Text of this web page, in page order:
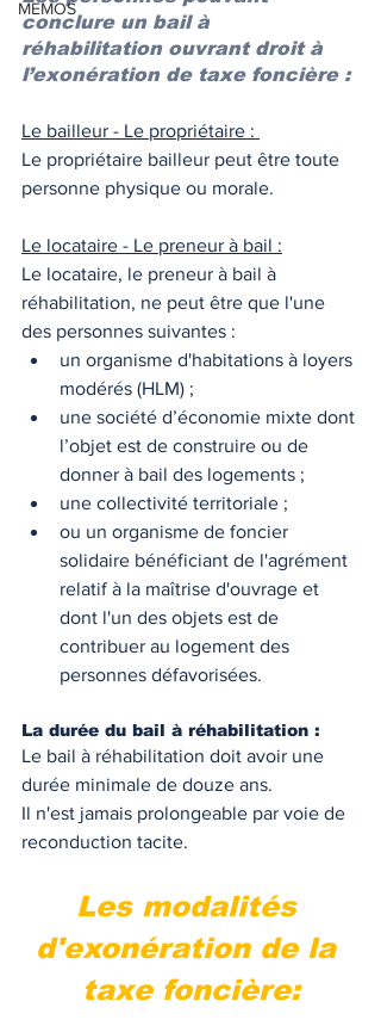
MEMOS
conclure un bail à
réhabilitation ouvrant droit à
l’exonération de taxe foncière :
Le bailleur - Le propriétaire :
Le propriétaire bailleur peut être toute
personne physique ou morale.
Le locataire - Le preneur à bail :
Le locataire, le preneur à bail à
réhabilitation, ne peut être que l'une
des personnes suivantes :
un organisme d'habitations à loyers
modérés (HLM) ;
une société d’économie mixte dont
l’objet est de construire ou de
donner à bail des logements ;
une collectivité territoriale ;
ou un organisme de foncier
solidaire bénéficiant de l'agrément
relatif à la maîtrise d'ouvrage et
dont l'un des objets est de
contribuer au logement des
personnes défavorisées.
La durée du bail à réhabilitation :
Le bail à réhabilitation doit avoir une
durée minimale de douze ans.
Il n'est jamais prolongeable par voie de
reconduction tacite.
Les modalités
d'exonération de la
taxe foncière: